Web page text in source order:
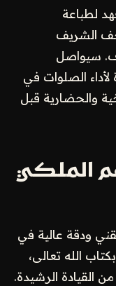
لطباعة
الشريف
سيواصل
الصلوات في
والحضارية قبل
الملكي
ودقة عالية في
الله تعالى،
القيادة الرشيدة.